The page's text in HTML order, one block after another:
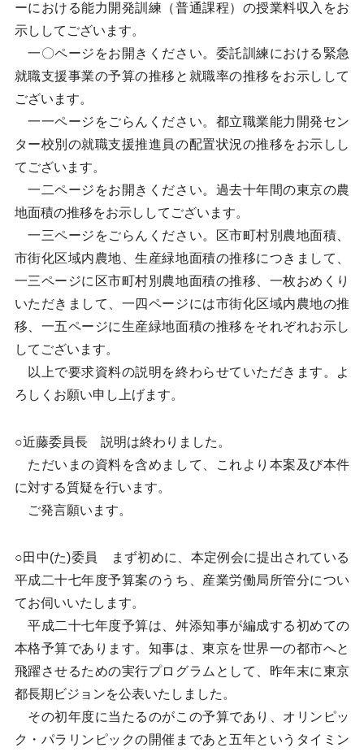
ーにおける能力開発訓練（普通課程）の授業料収入をお
示ししてございます。
一〇ページをお開きください。委託訓練における緊急
就職支援事業の予算の推移と就職率の推移をお示しして
ございます。
一一ページをごらんください。都立職業能力開発セン
ター校別の就職支援推進員の配置状況の推移をお示しし
てございます。
一二ページをお開きください。過去十年間の東京の農
地面積の推移をお示ししてございます。
一三ページをごらんください。区市町村別農地面積、
市街化区域内農地、生産緑地面積の推移につきまして、
一三ページに区市町村別農地面積の推移、一枚おめくり
いただきまして、一四ページには市街化区域内農地の推
移、一五ページに生産緑地面積の推移をそれぞれお示し
してございます。
以上で要求資料の説明を終わらせていただきます。よ
ろしくお願い申し上げます。
○近藤委員長 説明は終わりました。
ただいまの資料を含めまして、これより本案及び本件
に対する質疑を行います。
ご発言願います。
○田中(た)委員 まず初めに、本定例会に提出されている
平成二十七年度予算案のうち、産業労働局所管分につい
てお伺いいたします。
平成二十七年度予算は、舛添知事が編成する初めての
本格予算であります。知事は、東京を世界一の都市へと
飛躍させるための実行プログラムとして、昨年末に東京
都長期ビジョンを公表いたしました。
その初年度に当たるのがこの予算であり、オリンピッ
ク・パラリンピックの開催まであと五年というタイミン